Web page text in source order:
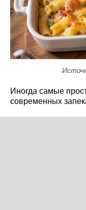
Иногда самые
современных